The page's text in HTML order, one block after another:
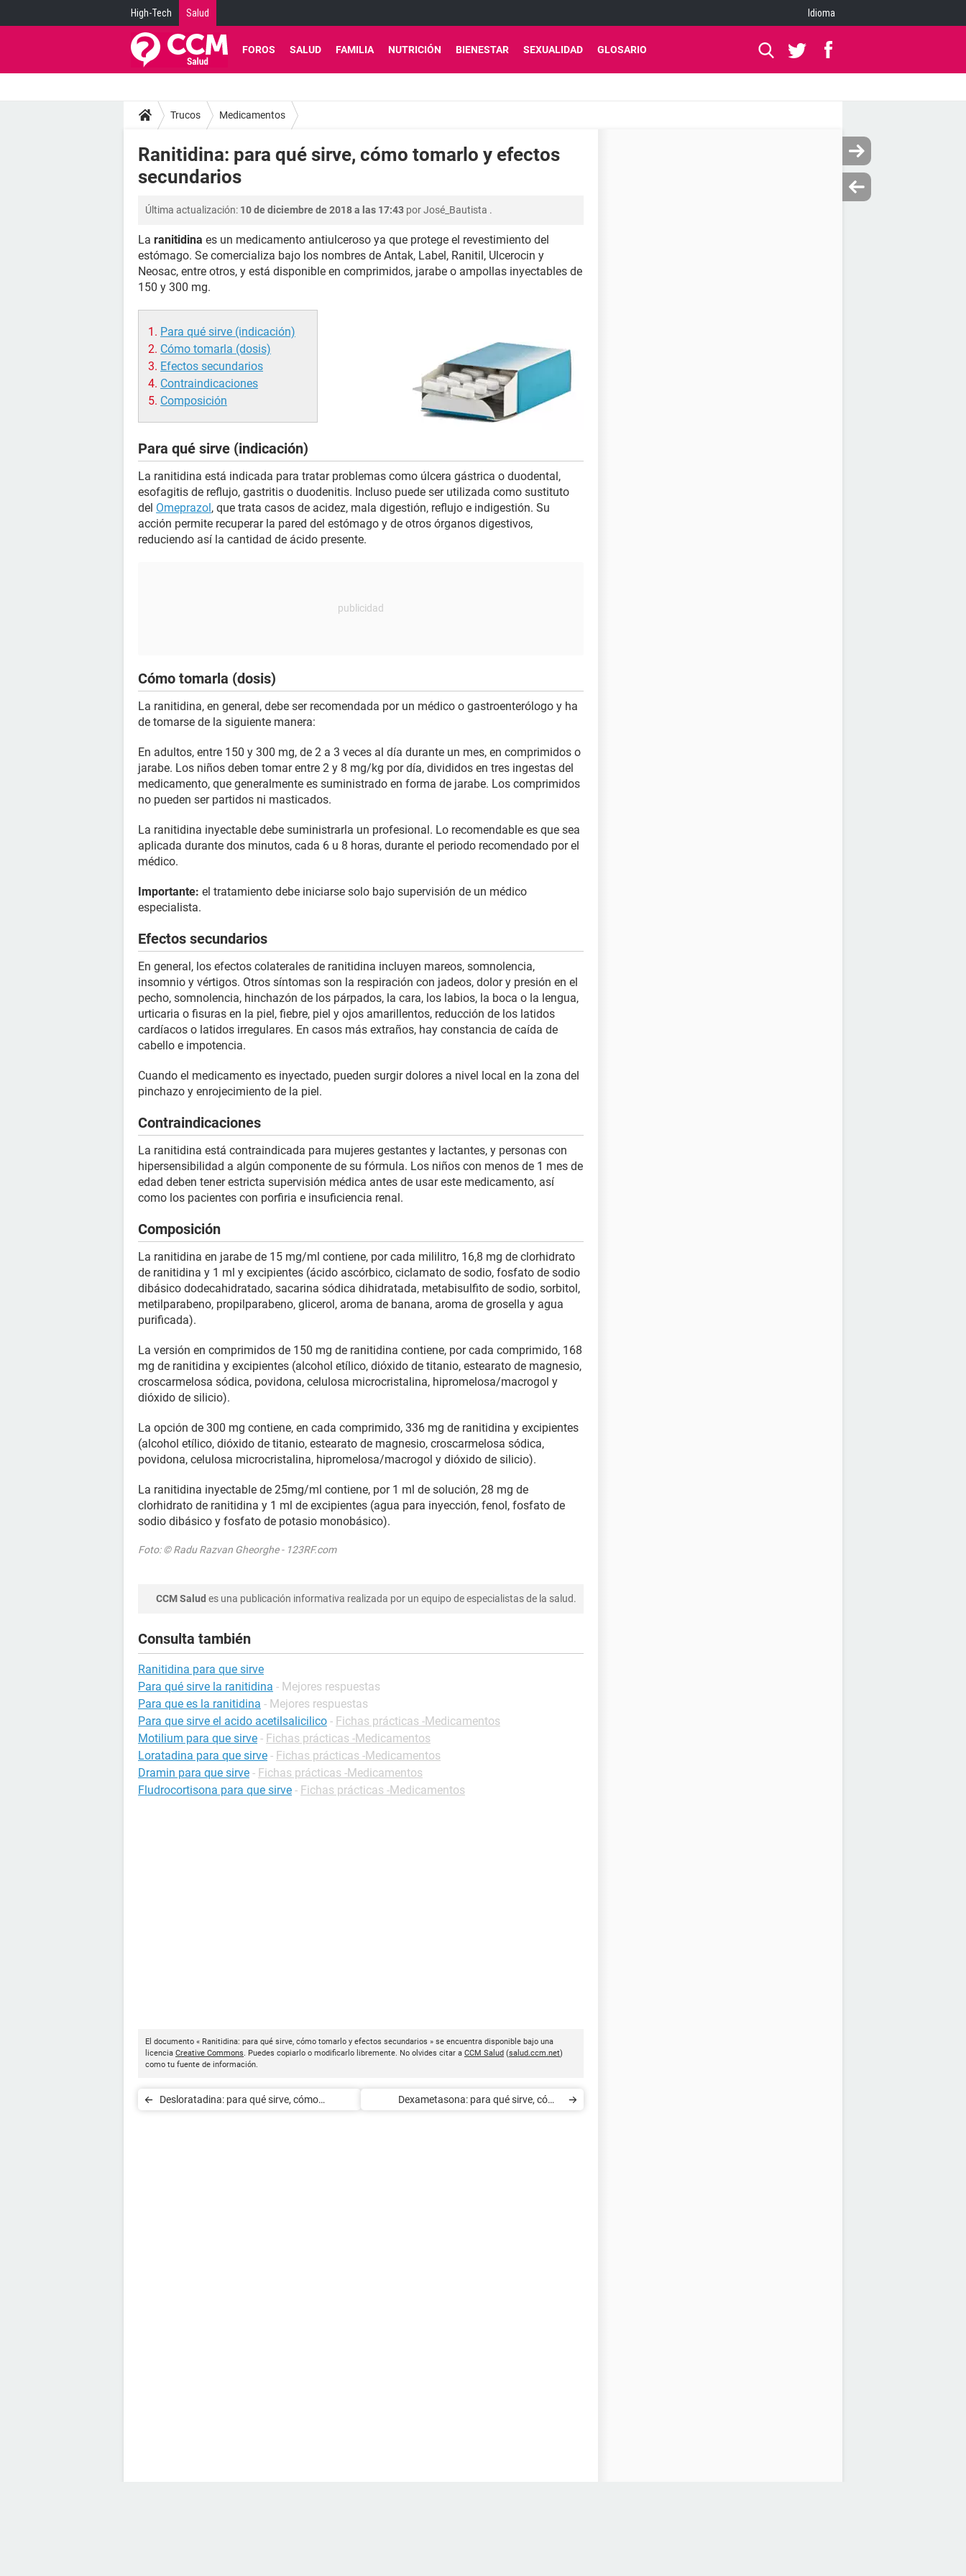
High-Tech Salud Idioma
FOROS SALUD FAMILIA NUTRICIÓN BIENESTAR SEXUALIDAD GLOSARIO
Trucos Medicamentos
Ranitidina: para qué sirve, cómo tomarlo y efectos
secundarios
Última actualización: 10 de diciembre de 2018 a las 17:43 porJosé_Bautista .
La ranitidina es un medicamento antiulceroso ya que protege el revestimiento del
estómago. Se comercializa bajo los nombres de Antak, Label, Ranitil, Ulcerocin y
Neosac, entre otros, y está disponible en comprimidos, jarabe o ampollas inyectables de
150 y 300 mg.
Para qué sirve (indicación)
Cómo tomarla (dosis)
Efectos secundarios
Contraindicaciones
Composición
Para qué sirve (indicación)
La ranitidina está indicada para tratar problemas como úlcera gástrica o duodental,
esofagitis de reflujo, gastritis o duodenitis. Incluso puede ser utilizada como sustituto
del Omeprazol, que trata casos de acidez, mala digestión, reflujo e indigestión. Su
acción permite recuperar la pared del estómago y de otros órganos digestivos,
reduciendo así la cantidad de ácido presente.
Cómo tomarla (dosis)
La ranitidina, en general, debe ser recomendada por un médico o gastroenterólogo y ha
de tomarse de la siguiente manera:
En adultos, entre 150 y 300 mg, de 2 a 3 veces al día durante un mes, en comprimidos o
jarabe. Los niños deben tomar entre 2 y 8 mg/kg por día, divididos en tres ingestas del
medicamento, que generalmente es suministrado en forma de jarabe. Los comprimidos
no pueden ser partidos ni masticados.
La ranitidina inyectable debe suministrarla un profesional. Lo recomendable es que sea
aplicada durante dos minutos, cada 6 u 8 horas, durante el periodo recomendado por el
médico.
Importante: el tratamiento debe iniciarse solo bajo supervisión de un médico
especialista.
Efectos secundarios
En general, los efectos colaterales de ranitidina incluyen mareos, somnolencia,
insomnio y vértigos. Otros síntomas son la respiración con jadeos, dolor y presión en el
pecho, somnolencia, hinchazón de los párpados, la cara, los labios, la boca o la lengua,
urticaria o fisuras en la piel, fiebre, piel y ojos amarillentos, reducción de los latidos
cardíacos o latidos irregulares. En casos más extraños, hay constancia de caída de
cabello e impotencia.
Cuando el medicamento es inyectado, pueden surgir dolores a nivel local en la zona del
pinchazo y enrojecimiento de la piel.
Contraindicaciones
La ranitidina está contraindicada para mujeres gestantes y lactantes, y personas con
hipersensibilidad a algún componente de su fórmula. Los niños con menos de 1 mes de
edad deben tener estricta supervisión médica antes de usar este medicamento, así
como los pacientes con porfiria e insuficiencia renal.
Composición
La ranitidina en jarabe de 15 mg/ml contiene, por cada mililitro, 16,8 mg de clorhidrato
de ranitidina y 1 ml y excipientes (ácido ascórbico, ciclamato de sodio, fosfato de sodio
dibásico dodecahidratado, sacarina sódica dihidratada, metabisulfito de sodio, sorbitol,
metilparabeno, propilparabeno, glicerol, aroma de banana, aroma de grosella y agua
purificada).
La versión en comprimidos de 150 mg de ranitidina contiene, por cada comprimido, 168
mg de ranitidina y excipientes (alcohol etílico, dióxido de titanio, estearato de magnesio,
croscarmelosa sódica, povidona, celulosa microcristalina, hipromelosa/macrogol y
dióxido de silicio).
La opción de 300 mg contiene, en cada comprimido, 336 mg de ranitidina y excipientes
(alcohol etílico, dióxido de titanio, estearato de magnesio, croscarmelosa sódica,
povidona, celulosa microcristalina, hipromelosa/macrogol y dióxido de silicio).
La ranitidina inyectable de 25mg/ml contiene, por 1 ml de solución, 28 mg de
clorhidrato de ranitidina y 1 ml de excipientes (agua para inyección, fenol, fosfato de
sodio dibásico y fosfato de potasio monobásico).
Foto: © Radu Razvan Gheorghe - 123RF.com
CCM Salud es una publicación informativa realizada por un equipo de especialistas de la salud.
Consulta también
Ranitidina para que sirve
Para qué sirve la ranitidina - Mejores respuestas
Para que es la ranitidina - Mejores respuestas
Para que sirve el acido acetilsalicilico - Fichas prácticas -Medicamentos
Motilium para que sirve - Fichas prácticas -Medicamentos
Loratadina para que sirve - Fichas prácticas -Medicamentos
Dramin para que sirve - Fichas prácticas -Medicamentos
Fludrocortisona para que sirve - Fichas prácticas -Medicamentos
El documento « Ranitidina: para qué sirve, cómo tomarlo y efectos secundarios » se encuentra disponible bajo una
licencia Creative Commons. Puedes copiarlo o modificarlo libremente. No olvides citar a CCM Salud (salud.ccm.net)
como tu fuente de información.
Desloratadina: para qué sirve, cómo
Dexametasona: para qué sirve, cómo